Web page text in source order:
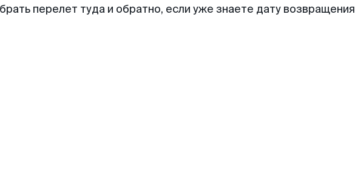
перелет туда и обратно, если уже знаете дату возвращения